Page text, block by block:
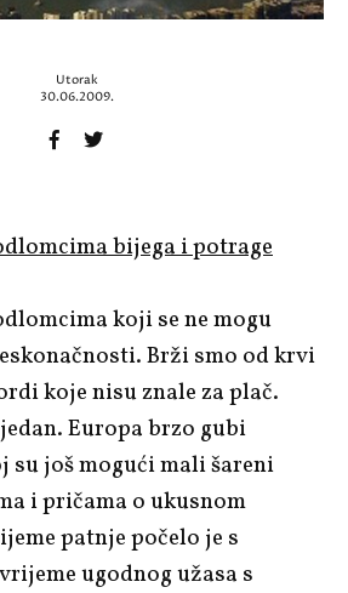
Utorak
30.06.2009.
bijega i potrage
koji se ne mogu
Brži smo od krvi
koje nisu znale za plač.
Europa brzo gubi
su još mogući mali šareni
i pričama o ukusnom
patnje počelo je s
ugodnog užasa s